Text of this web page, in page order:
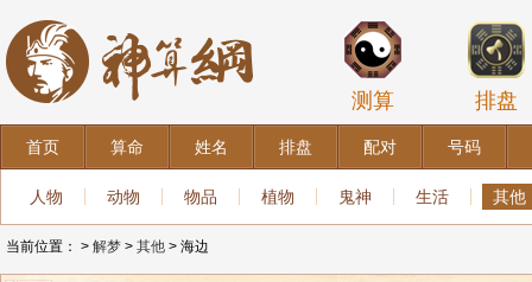
测算 排盘
首页 算命 姓名 排盘 配对 号码
人物 动物 物品 植物 鬼神 生活 其他
当前位置： > 解梦 > 其他 > 海边